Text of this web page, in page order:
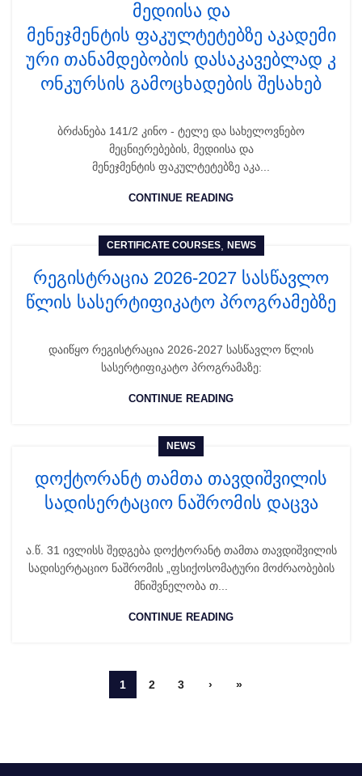
მედიისა და
მენეჯმენტის ფაკულტეტებზე აკადემი
ური თანამდებობის დასაკავებლად კ
ონკურსის გამოცხადების შესახებ
ბრძანება 141/2 კინო - ტელე და სახელოვნებო
მეცნიერებების, მედიისა და
მენეჯმენტის ფაკულტეტებზე აკა...
CONTINUE READING
CERTIFICATE COURSES, NEWS
რეგისტრაცია 2026-2027 სასწავლო
წლის სასერტიფიკატო პროგრამებზე
დაიწყო რეგისტრაცია 2026-2027 სასწავლო წლის
სასერტიფიკატო პროგრამაზე:
CONTINUE READING
NEWS
დოქტორანტ თამთა თავდიშვილის
სადისერტაციო ნაშრომის დაცვა
ა.წ. 31 ივლისს შედგება დოქტორანტ თამთა თავდიშვილის
სადისერტაციო ნაშრომის „ფსიქოსომატური მოძრაობების
მნიშვნელობა თ...
CONTINUE READING
1 2 3 › »